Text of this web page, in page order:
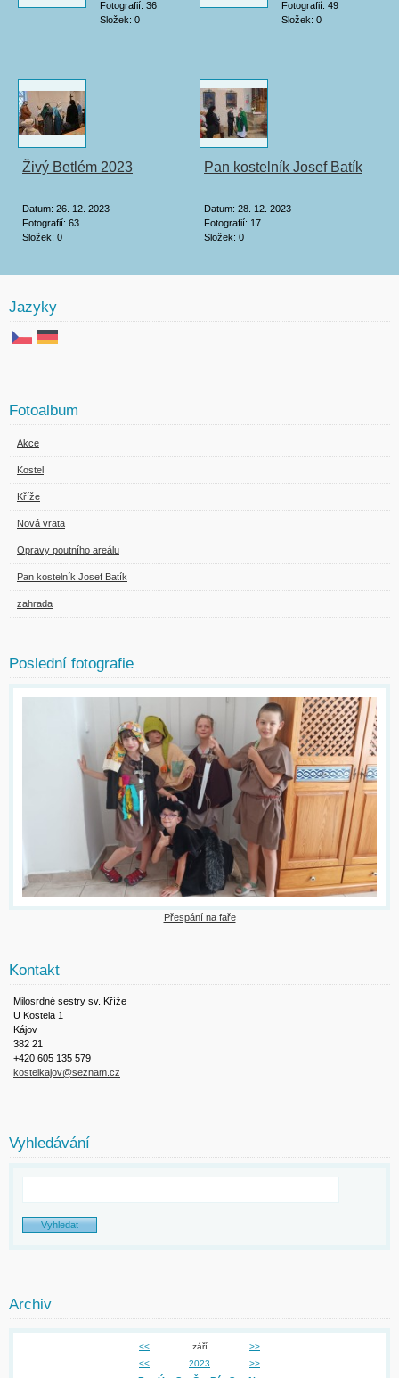
Fotografií: 36
Složek: 0
Fotografií: 49
Složek: 0
Živý Betlém 2023
Datum: 26. 12. 2023
Fotografií: 63
Složek: 0
Pan kostelník Josef Batík
Datum: 28. 12. 2023
Fotografií: 17
Složek: 0
Jazyky
Fotoalbum
Akce
Kostel
Kříže
Nová vrata
Opravy poutního areálu
Pan kostelník Josef Batík
zahrada
Poslední fotografie
Přespání na faře
Kontakt
Milosrdné sestry sv. Kříže
U Kostela 1
Kájov
382 21
+420 605 135 579
kostelkajov@seznam.cz
Vyhledávání
Archiv
<< září
>>
<<
2023 >>